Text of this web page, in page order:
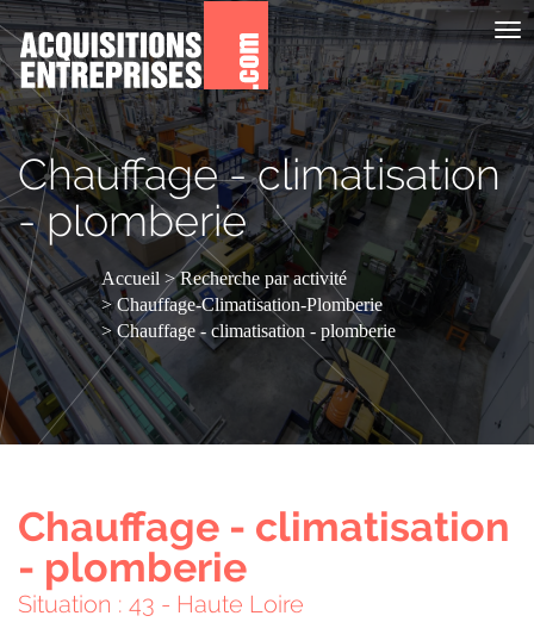
le
Chauffage - climatisation
- plomberie
Accueil
Recherche par activité
Chauffage-Climatisation-Plomberie
Chauffage - climatisation - plomberie
Chauffage - climatisation
- plomberie
Situation : 43 - Haute Loire